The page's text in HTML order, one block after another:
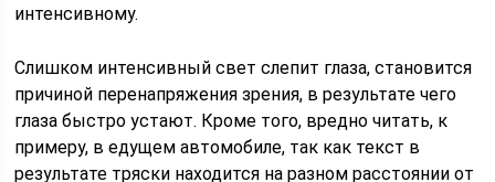
интенсивному.
Слишком интенсивный свет слепит глаза, становится
причиной перенапряжения зрения, в результате чего
глаза быстро устают. Кроме того, вредно читать, к
примеру, в едущем автомобиле, так как текст в
результате тряски находится на разном расстоянии от